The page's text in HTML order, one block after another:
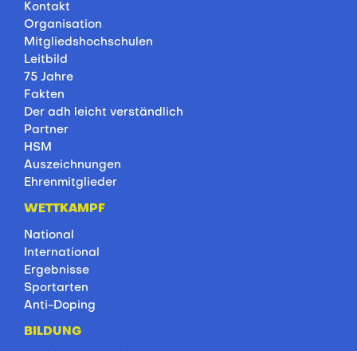
Kontakt
Organisation
Mitgliedshochschulen
Leitbild
75 Jahre
Fakten
Der adh leicht verständlich
Partner
HSM
Auszeichnungen
Ehrenmitglieder
WETTKAMPF
National
International
Ergebnisse
Sportarten
Anti-Doping
BILDUNG